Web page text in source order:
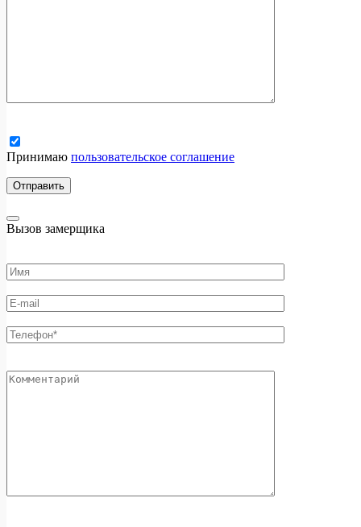
Принимаю пользовательское соглашение
Вызов замерщика